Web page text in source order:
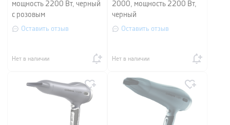
мощность 2200 Вт, черный
с розовым
Оставить отзыв
Нет в наличии
2000, мощность 2200 Вт,
черный
Оставить отзыв
Нет в наличии